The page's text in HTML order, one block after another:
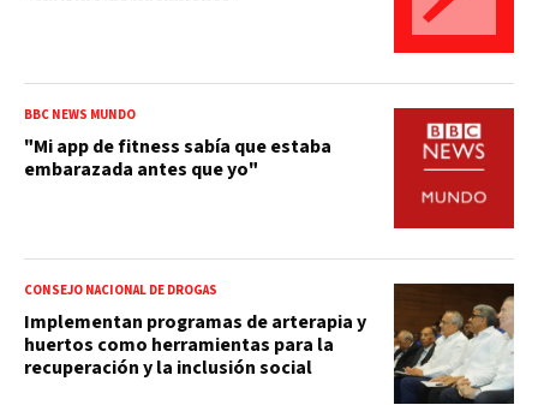
BBC NEWS MUNDO
"Mi app de fitness sabía que estaba
embarazada antes que yo"
CONSEJO NACIONAL DE DROGAS
Implementan programas de arterapia y
huertos como herramientas para la
recuperación y la inclusión social